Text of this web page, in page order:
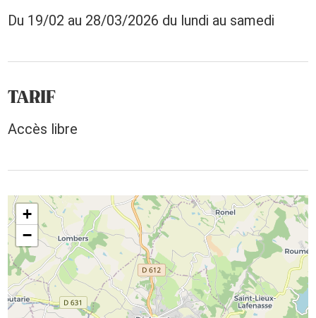
Du 19/02 au 28/03/2026 du lundi au samedi
TARIF
Accès libre
+
−